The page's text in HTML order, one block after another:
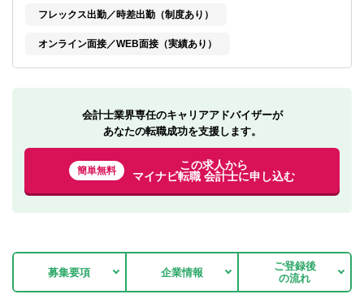
フレックス出勤／時差出勤（制度あり）
オンライン面接／WEB面接（実績あり）
会計士業界専任のキャリアアドバイザーが
あなたの転職成功を支援します。
簡単無料
この求人から
マイナビ転職 会計士に申し込む
募集要項 企業情報
ご登録後
の流れ